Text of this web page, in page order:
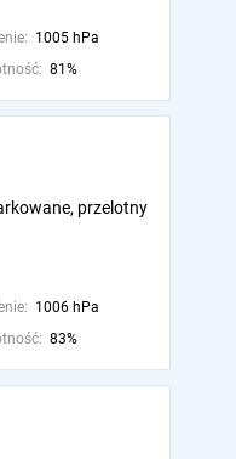
1005 hPa
81%
przelotny
1006 hPa
83%